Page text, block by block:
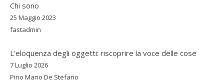
Chi sono
25 Maggio 2023
fastadmin
L'eloquenza degli oggetti: riscoprire la voce delle cose
7 Luglio 2026
Pino Mario De Stefano